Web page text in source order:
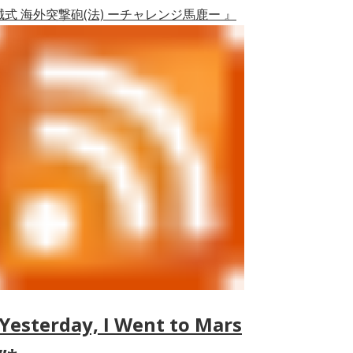
式 海外突撃砲(法) ーチャレンジ馬鹿ー 』
I Went to Mars